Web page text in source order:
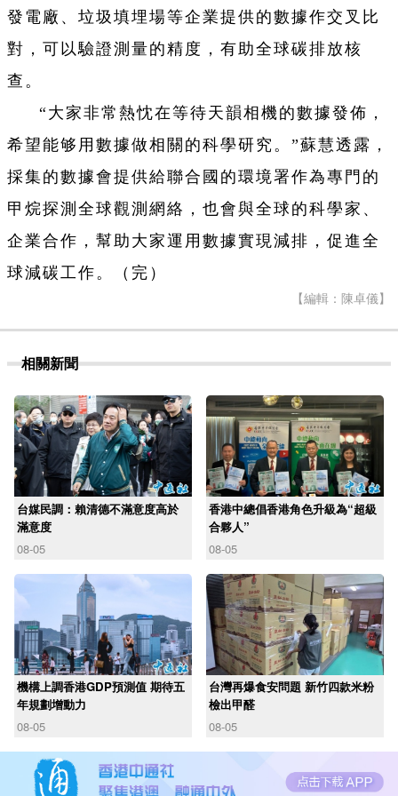
發電廠、垃圾填埋場等企業提供的數據作交叉比
對，可以驗證測量的精度，有助全球碳排放核
查。
“大家非常熱忱在等待天韻相機的數據發佈，
希望能够用數據做相關的科學研究。”蘇慧透露，
採集的數據會提供給聯合國的環境署作為專門的
甲烷探測全球觀測網絡，也會與全球的科學家、
企業合作，幫助大家運用數據實現減排，促進全
球減碳工作。（完）
【編輯：陳卓儀】
相關新聞
台媒民調：賴清德不滿意度高於
滿意度
08-05
香港中總倡香港角色升級為“超級
合夥人”
08-05
機構上調香港GDP預測值 期待五
年規劃增動力
08-05
台灣再爆食安問題 新竹四款米粉
檢出甲醛
08-05